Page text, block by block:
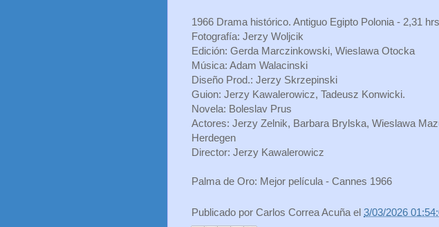
1966 Drama histórico. Antiguo Egipto Polonia - 2,31
Fotografía: Jerzy Woljcik
Edición: Gerda Marczinkowski, Wieslawa Otocka
Música: Adam Walacinski
Diseño Prod.: Jerzy Skrzepinski
Guion: Jerzy Kawalerowicz, Tadeusz Konwicki.
Novela: Boleslav Prus
Actores: Jerzy Zelnik, Barbara Brylska, Wieslawa
Herdegen
Director: Jerzy Kawalerowicz
Palma de Oro: Mejor película - Cannes 1966
Publicado por Carlos Correa Acuña el 3/03/2026